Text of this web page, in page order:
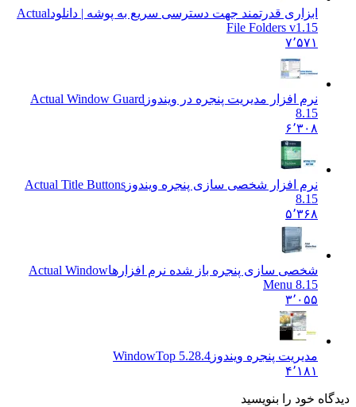
ابزاری قدرتمند جهت دسترسی سریع به پوشه | دانلودActual
File Folders v1.15
۷٬۵۷۱
نرم افزار مدیریت پنجره در ویندوز Actual Window Guard
8.15
۶٬۳۰۸
نرم افزار شخصی سازی پنجره ویندوز Actual Title Buttons
8.15
۵٬۳۶۸
شخصی سازی پنجره باز شده نرم افزارهاActual Window
Menu 8.15
۳٬۰۵۵
مدیریت پنجره ویندوز WindowTop 5.28.4
۴٬۱۸۱
دیدگاه خود را بنویسید